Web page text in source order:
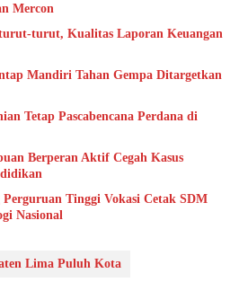
Mercon
turut, Kualitas Laporan Keuangan
Mandiri Tahan Gempa Ditargetkan
Tetap Pascabencana Perdana di
Berperan Aktif Cegah Kasus
Tinggi Vokasi Cetak SDM
Nasional
Lima Puluh Kota